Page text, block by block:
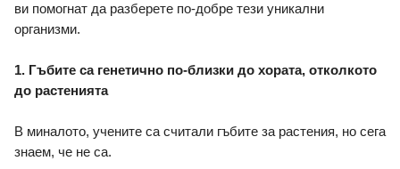
ви помогнат да разберете по-добре тези уникални
организми.
1. Гъбите са генетично по-близки до хората, отколкото
до растенията
В миналото, учените са считали гъбите за растения, но сега
знаем, че не са.